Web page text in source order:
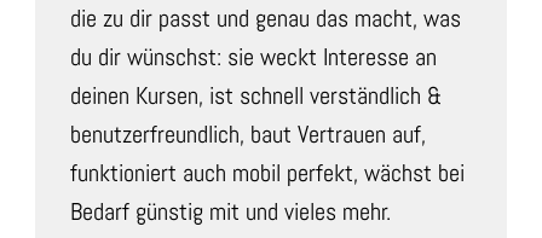
die zu dir passt und genau das macht, was
du dir wünschst: sie weckt Interesse an
deinen Kursen, ist schnell verständlich &
benutzerfreundlich, baut Vertrauen auf,
funktioniert auch mobil perfekt, wächst bei
Bedarf günstig mit und vieles mehr.